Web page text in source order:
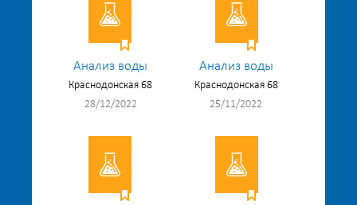
Анализ воды
Краснодонская 68
28/12/2022
Анализ воды
Краснодонская 68
25/11/2022